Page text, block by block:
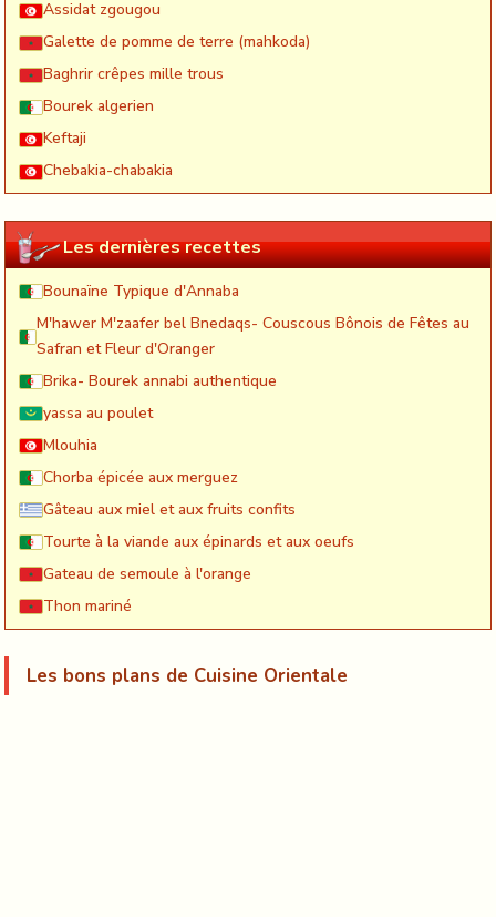
Assidat zgougou
Galette de pomme de terre (mahkoda)
Baghrir crêpes mille trous
Bourek algerien
Keftaji
Chebakia-chabakia
Les dernières recettes
Bounaïne Typique d'Annaba
M'hawer M'zaafer bel Bnedaqs- Couscous Bônois de Fêtes au
Safran et Fleur d'Oranger
Brika- Bourek annabi authentique
yassa au poulet
Mlouhia
Chorba épicée aux merguez
Gâteau aux miel et aux fruits confits
Tourte à la viande aux épinards et aux oeufs
Gateau de semoule à l'orange
Thon mariné
Les bons plans de Cuisine Orientale